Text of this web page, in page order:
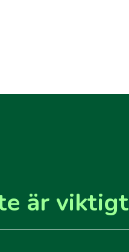
är viktigt